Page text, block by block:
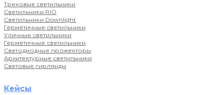
Трековые светильники
Светильники RIO
Светильники Downlight
Герметичные светильники
Уличные светильники
Герметичные светильники
Светодиодные прожекторы
Архитектурные светильники
Световые гирлянды
Кейсы